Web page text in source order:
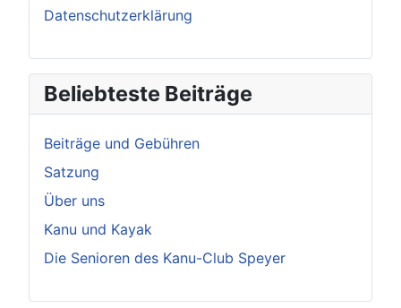
Datenschutzerklärung
Beliebteste Beiträge
Beiträge und Gebühren
Satzung
Über uns
Kanu und Kayak
Die Senioren des Kanu-Club Speyer